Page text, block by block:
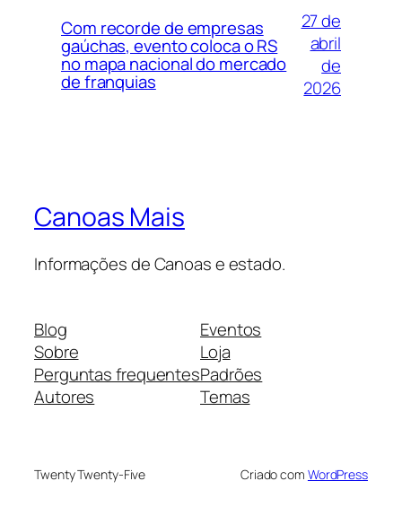
Com recorde de empresas
gaúchas, evento coloca o RS
no mapa nacional do mercado
de franquias
27 de
abril
de
2026
Canoas Mais
Informações de Canoas e estado.
Blog
Sobre
Perguntas frequentes
Autores
Eventos
Loja
Padrões
Temas
Twenty Twenty-Five Criado com WordPress